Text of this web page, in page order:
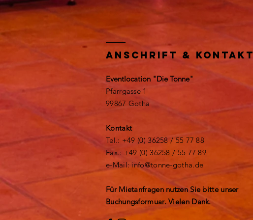
Anschrift & KONTAKT
Eventlocation "Die Tonne"
Pfarrgasse 1
99867 Gotha
Kontakt
Tel.: +49 (0) 36258 / 55 77 88
Fax.: +49 (0) 36258 / 55 77 89
e-Mail: info@tonne-gotha.de
Für Mietanfragen nutzen Sie bitte unser
Buchungsformuar. Vielen Dank.